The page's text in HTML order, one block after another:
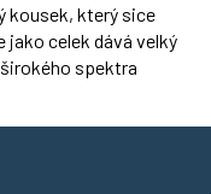
kousek, který sice
jako celek dává velký
spektra